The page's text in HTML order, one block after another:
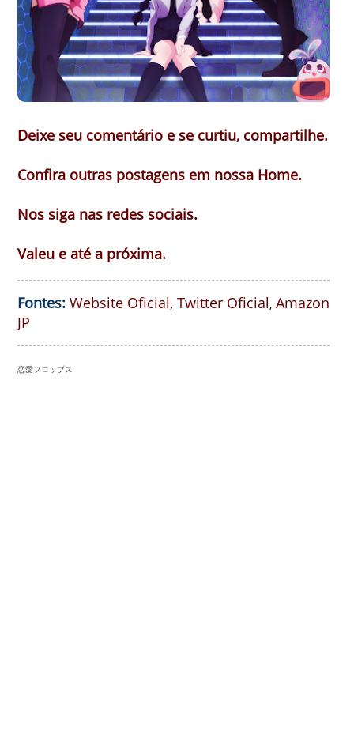
Deixe seu comentário e se curtiu, compartilhe.
Confira outras postagens em nossa Home.
Nos siga nas redes sociais.
Valeu e até a próxima.
Fontes: Website Oficial, Twitter Oficial, Amazon
JP
恋愛フロップス